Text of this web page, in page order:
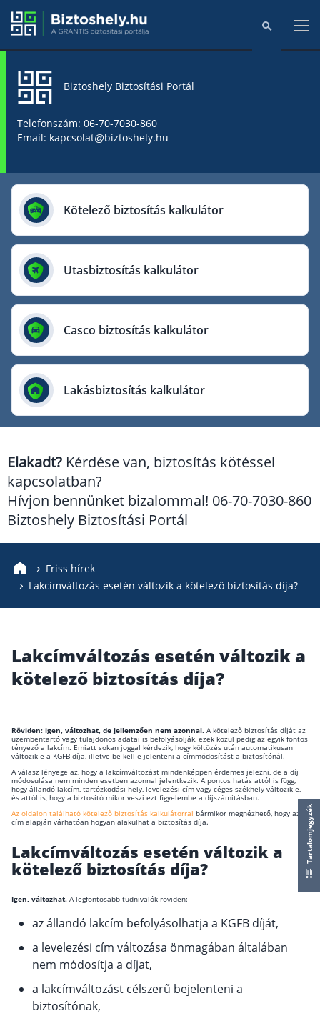
Kapcsolat
Bejelentkezés
Biztosítók
AIG Biztosító
Allianz Biztosító
Cig Pannónia Biztosító
Genertel Biztosító
Groupama Biztosító
KÖBE Biztosító Egyesület
Mondial Assistance Biztosító
Posta Biztosító
Union Biztosító
Wáberer Hungária Biztosító
Gépjárműs hírek
Biztoshely Biztosítási Portál
Telefonszám: 06-70-7030-860
Email: kapcsolat@biztoshely.hu
Kötelező biztosítás kalkulátor
Utasbiztosítás kalkulátor
Casco biztosítás kalkulátor
Lakásbiztosítás kalkulátor
Elakadt? Kérdése van, biztosítás kötéssel
kapcsolatban?
Hívjon bennünket bizalommal! 06-70-7030-860
Biztoshely Biztosítási Portál
Friss hírek
Lakcímváltozás esetén változik a kötelező biztosítás díja?
Lakcímváltozás esetén változik a
kötelező biztosítás díja?
Röviden: igen, változhat, de jellemzően nem azonnal. A kötelező biztosítás díját az
üzembentartó vagy tulajdonos adatai is befolyásolják, ezek közül pedig az egyik fontos
tényező a lakcím. Emiatt sokan joggal kérdezik, hogy költözés után automatikusan
változik-e a KGFB díja, illetve be kell-e jelenteni a címmódosítást a biztosítónál.
A válasz lényege az, hogy a lakcímváltozást mindenképpen érdemes jelezni, de a díj
módosulása nem minden esetben azonnal jelentkezik. A pontos hatás attól is függ,
hogy állandó lakcím, tartózkodási hely, levelezési cím vagy céges székhely változik-e,
és attól is, hogy a biztosító mikor veszi ezt figyelembe a díjszámításban.
Az oldalon található kötelező biztosítás kalkulátorral bármikor megnézhető, hogy az új
cím alapján várhatóan hogyan alakulhat a biztosítás díja.
Lakcímváltozás esetén változik a
kötelező biztosítás díja?
Igen, változhat. A legfontosabb tudnivalók röviden:
az állandó lakcím befolyásolhatja a KGFB díját,
a levelezési cím változása önmagában általában
nem módosítja a díjat,
a lakcímváltozást célszerű bejelenteni a
biztosítónak,
Tartalomjegyzék